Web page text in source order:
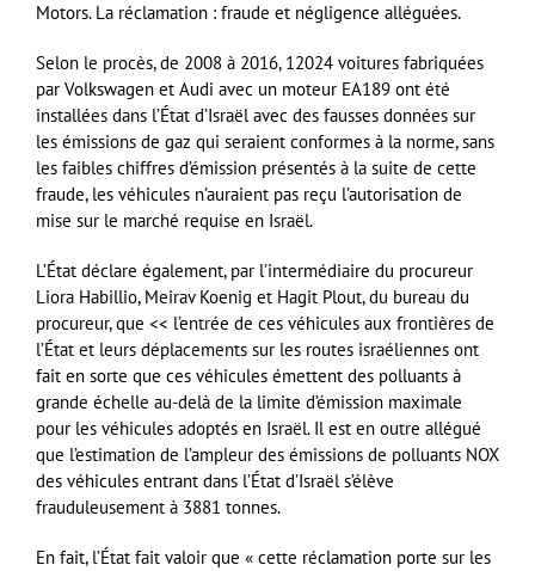
Motors. La réclamation : fraude et négligence alléguées.
Selon le procès, de 2008 à 2016, 12024 voitures fabriquées
par Volkswagen et Audi avec un moteur EA189 ont été
installées dans l’État d’Israël avec des fausses données sur
les émissions de gaz qui seraient conformes à la norme, sans
les faibles chiffres d’émission présentés à la suite de cette
fraude, les véhicules n’auraient pas reçu l’autorisation de
mise sur le marché requise en Israël.
L’État déclare également, par l’intermédiaire du procureur
Liora Habillio, Meirav Koenig et Hagit Plout, du bureau du
procureur, que << l’entrée de ces véhicules aux frontières de
l’État et leurs déplacements sur les routes israéliennes ont
fait en sorte que ces véhicules émettent des polluants à
grande échelle au-delà de la limite d’émission maximale
pour les véhicules adoptés en Israël. Il est en outre allégué
que l’estimation de l’ampleur des émissions de polluants NOX
des véhicules entrant dans l’État d’Israël s’élève
frauduleusement à 3881 tonnes.
En fait, l’État fait valoir que « cette réclamation porte sur les